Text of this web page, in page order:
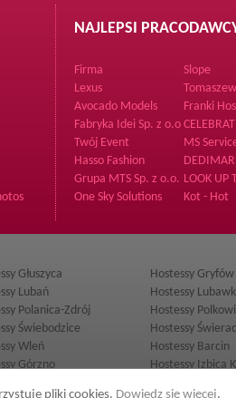
pliki cookies. Dowiedz się więcej.
NAJLEPSI
Firma Slope
Lexus
Avocado Models
Franki
Przodków
Fabryka Idei Sp. z o.o
Twój Event
MS
o.
Hasso Fashion
Grupa MTS Sp. z o.o. LOOK UP
One Sky Solutions
Kot - Hot
Głuszyca Hostessy Gryfów
Lubań Hostessy
Polanica-Zdrój Hostessy
Świebodzice Hostessy
Wleń Hostessy Barcin
Górzno Hostessy Izbica